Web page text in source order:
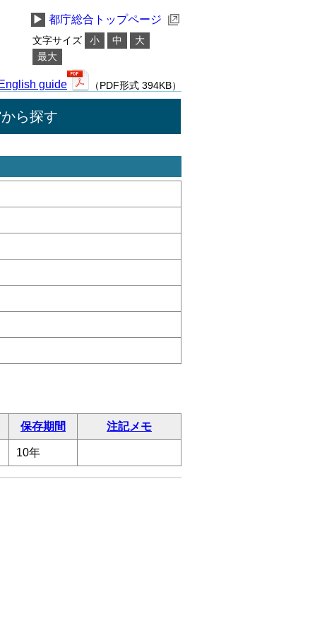
▶ 都庁総合トップページ
文字サイズ 小 中
大
最大
English guide （PDF形式 394KB）
ら探す
保存期間 注記メモ
10年